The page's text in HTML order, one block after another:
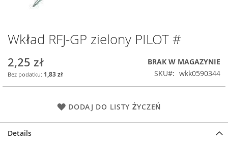
Przejdź
na
początek
galerii
Wkład RFJ-GP zielony PILOT #
2,25 zł
1,83 zł
BRAK W MAGAZYNIE
SKU
wkk0590344
DODAJ DO LISTY ŻYCZEŃ
Details